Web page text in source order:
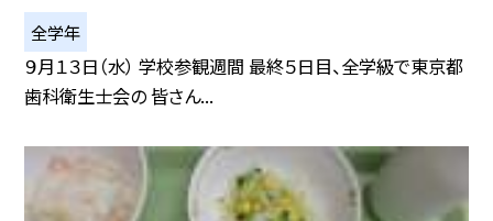
全学年
９月１３日（水） 学校参観週間 最終５日目、全学級で東京都
歯科衛生士会の 皆さん...